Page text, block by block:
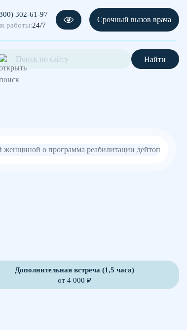
302-61-97
работы:24/7
Срочный вызов врача
Найти
Дополнительная встреча (1,5 часа)
от 4 000 ₽